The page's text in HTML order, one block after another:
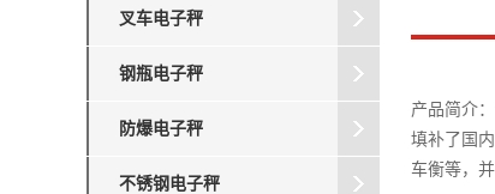
叉车电子秤
钢瓶电子秤
防爆电子秤
不锈钢电子秤
产品简介
填补了国
车衡等，